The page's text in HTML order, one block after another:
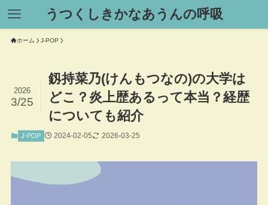
うつくしきかなあうんの呼吸
ホーム J-POP
釼持菜乃(けんもつなの)の大学は
どこ？炎上歴あるって本当？経歴
についても紹介
2026
3/25
J-POP 2024-02-05 2026-03-25